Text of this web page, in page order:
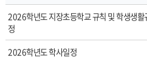
공
지
사
항
2026학년도 지장초등학교 규칙 및 학생생활
정
2026학년도 학사일정